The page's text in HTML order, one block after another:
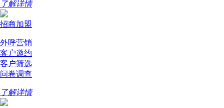
了解详情
招商加盟
外呼营销
客户邀约
客户筛选
问卷调查
了解详情